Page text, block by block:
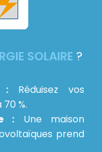
SOLAIRE ?
: Réduisez vos
%.
: Une maison
prend